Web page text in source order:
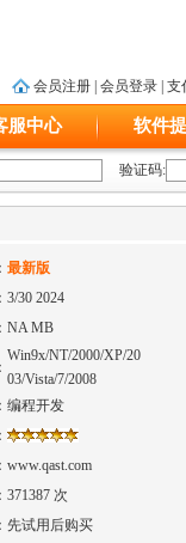
会员注册 会员登录 支
服中心 软件
验证码:
最新版
3/30 2024
NA MB
Win9x/NT/2000/XP/20
03/Vista/7/2008
编程开发
www.qast.com
371387 次
先试用后购买